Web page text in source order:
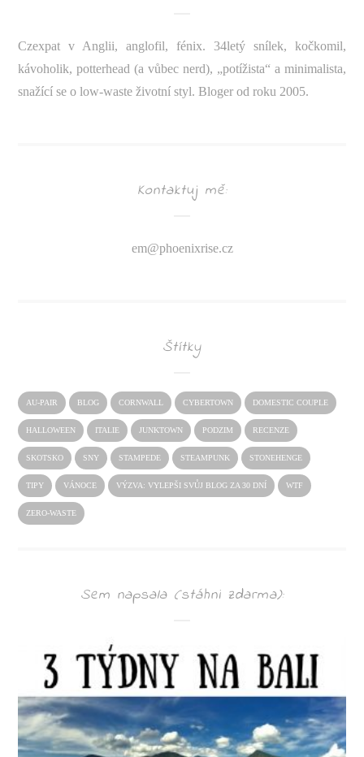
Czexpat v Anglii, anglofil, fénix. 34letý snílek, kočkomil,
kávoholik, potterhead (a vůbec nerd), „potížista“ a minimalista,
snažící se o low-waste životní styl. Bloger od roku 2005.
Kontaktuj mě:
em@phoenixrise.cz
Štítky
AU-PAIR BLOG CORNWALL CYBERTOWN DOMESTIC COUPLE
HALLOWEEN ITALIE JUNKTOWN PODZIM RECENZE
SKOTSKO SNY STAMPEDE STEAMPUNK STONEHENGE
TIPY VÁNOCE VÝZVA: VYLEPŠI SVŮJ BLOG ZA 30 DNÍ WTF
ZERO-WASTE
Sem napsala (stáhni zdarma):